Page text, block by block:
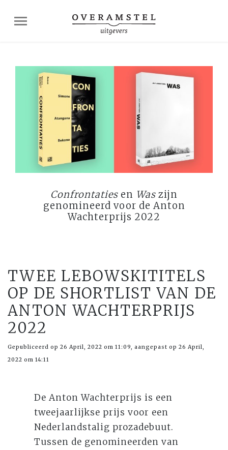
Confrontaties en Was zijn
genomineerd voor de Anton
Wachterprijs 2022
TWEE LEBOWSKITITELS
OP DE SHORTLIST VAN DE
ANTON WACHTERPRIJS
2022
Gepubliceerd op 26 April, 2022 om 11:09, aangepast op 26 April,
2022 om 14:11
De Anton Wachterprijs is een
tweejaarlijkse prijs voor een
Nederlandstalig prozadebuut.
Tussen de genomineerden van